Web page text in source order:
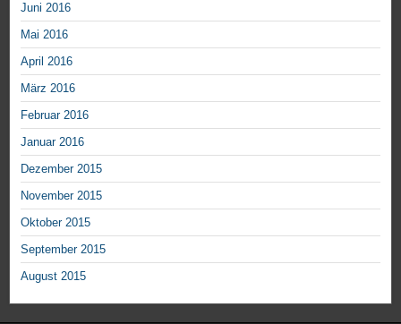
Juni 2016
Mai 2016
April 2016
März 2016
Februar 2016
Januar 2016
Dezember 2015
November 2015
Oktober 2015
September 2015
August 2015